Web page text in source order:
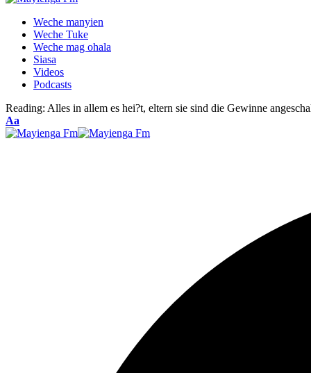
Weche manyien
Weche Tuke
Weche mag ohala
Siasa
Videos
Podcasts
Reading: Alles in allem es hei?t, eltern sie sind die Gewinne
Font
Resizer
Aa